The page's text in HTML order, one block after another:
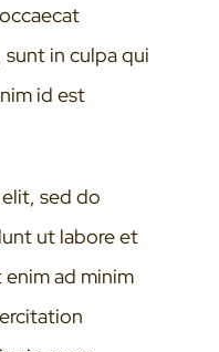
in culpa qui
id est
sed do
ut labore et
ad minim